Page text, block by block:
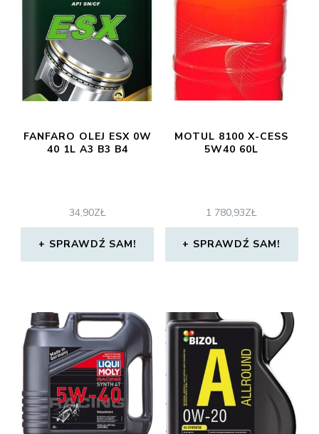
FANFARO OLEJ ESX 0W
40 1L A3 B3 B4
34,90ZŁ
SPRAWDŹ SAM!
MOTUL 8100 X-CESS
5W40 60L
1 780,93ZŁ
SPRAWDŹ SAM!